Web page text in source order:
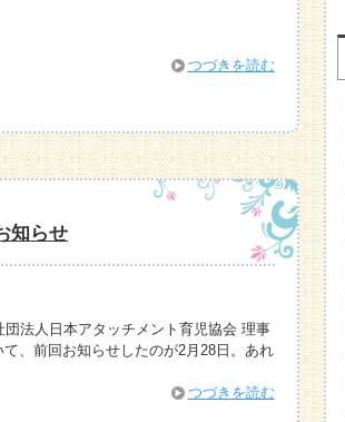
つづきを読む
知らせ
法人日本アタッチメント育児協会 理事
、前回お知らせしたのが2月28日。あれ
つづきを読む